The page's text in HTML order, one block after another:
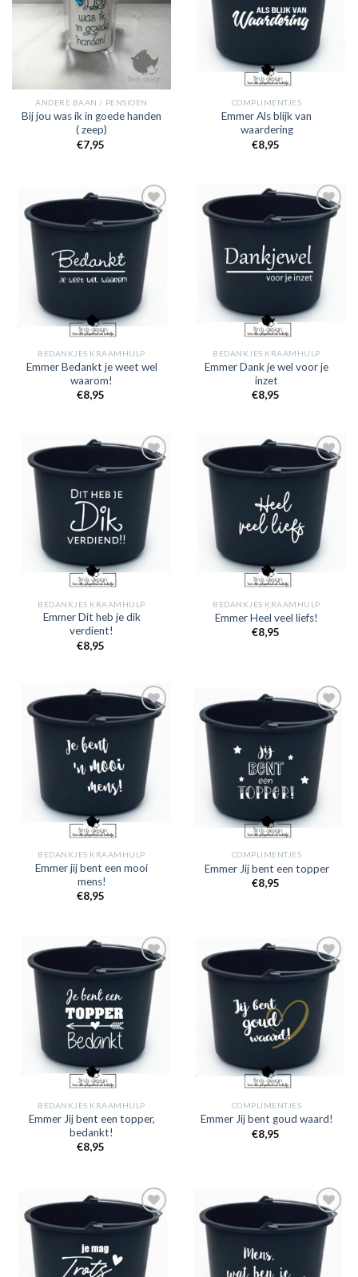
ANDERE BAAN / PENSIOEN
Bij jou was ik in goede handen
( zeep)
€7,95
COMPLIMENTJES
Emmer Als blijk van
waardering
€8,95
Toevoegen
verlanglijst
BEDANKJES KRAAMHULP
Emmer Bedankt je weet wel
waarom!
€8,95
Toevoegen
verlanglijst
BEDANKJES KRAAMHULP
Emmer Dank je wel voor je
inzet
€8,95
Toevoegen
verlanglijst
BEDANKJES KRAAMHULP
Emmer Dit heb je dik
verdient!
€8,95
Toevoegen
verlanglijst
BEDANKJES KRAAMHULP
Emmer Heel veel liefs!
€8,95
Toevoegen
verlanglijst
BEDANKJES KRAAMHULP
Emmer jij bent een mooi
mens!
€8,95
Toevoegen
verlanglijst
COMPLIMENTJES
Emmer Jij bent een topper
€8,95
Toevoegen
verlanglijst
BEDANKJES KRAAMHULP
Emmer Jij bent een topper,
bedankt!
€8,95
Toevoegen
verlanglijst
COMPLIMENTJES
Emmer Jij bent goud waard!
€8,95
Toevoegen
verlanglijst
Toevoegen
verlanglijst